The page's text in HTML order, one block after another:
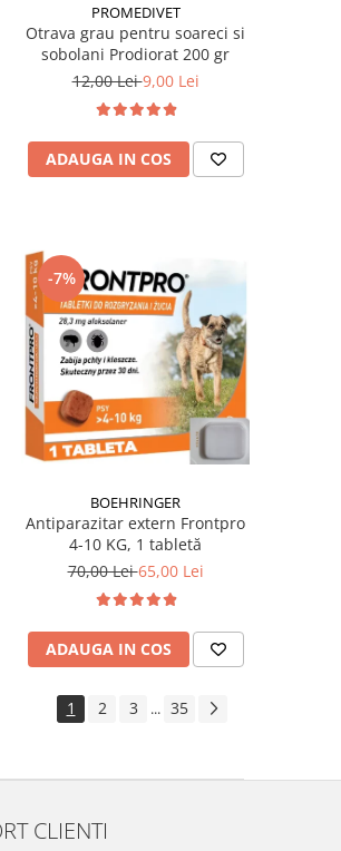
PROMEDIVET
Otrava grau pentru soareci si
sobolani Prodiorat 200 gr
12,00 Lei9,00 Lei
ADAUGA IN COS
-7%
BOEHRINGER
Antiparazitar extern Frontpro
4-10 KG, 1 tabletă
70,00 Lei65,00 Lei
ADAUGA IN COS
1 2 3 ... 35
CLIENTI